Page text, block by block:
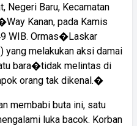
Negeri Baru, Kecamatan
Kanan, pada Kamis
WIB. Ormas�Laskar
yang melakukan aksi damai
bara�tidak melintas di
orang tak dikenal.�
membabi buta ini, satu
luka bacok. Korban